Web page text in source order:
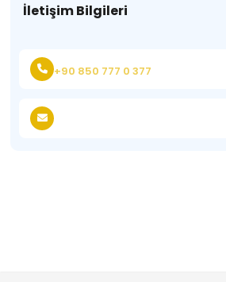
İletişim Bilgileri
+90 850 777 0 377